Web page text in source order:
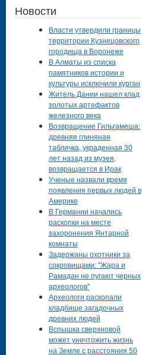
Новости
Власти утвердили границы
территории Кузнецовского
городища в Воронеже
В Алматы из списка
памятников истории и
культуры исключили курган
Житель Дании нашел клад
золотых артефактов
железного века
Возвращение Гильгамеша:
древняя глиняная
табличка, украденная 30
лет назад из музея,
возвращается в Ирак
Ученые назвали время
появления первых людей в
Америке
В Германии начались
раскопки на месте
захоронения Янтарной
комнаты
Задержаны охотники за
сокровищами: "Жара и
Рамадан не пугают черных
археологов"
Археологи раскопали
кладбище загадочных
древних людей
Вспышка сверхновой
может уничтожить жизнь
на Земле с расстояния 50